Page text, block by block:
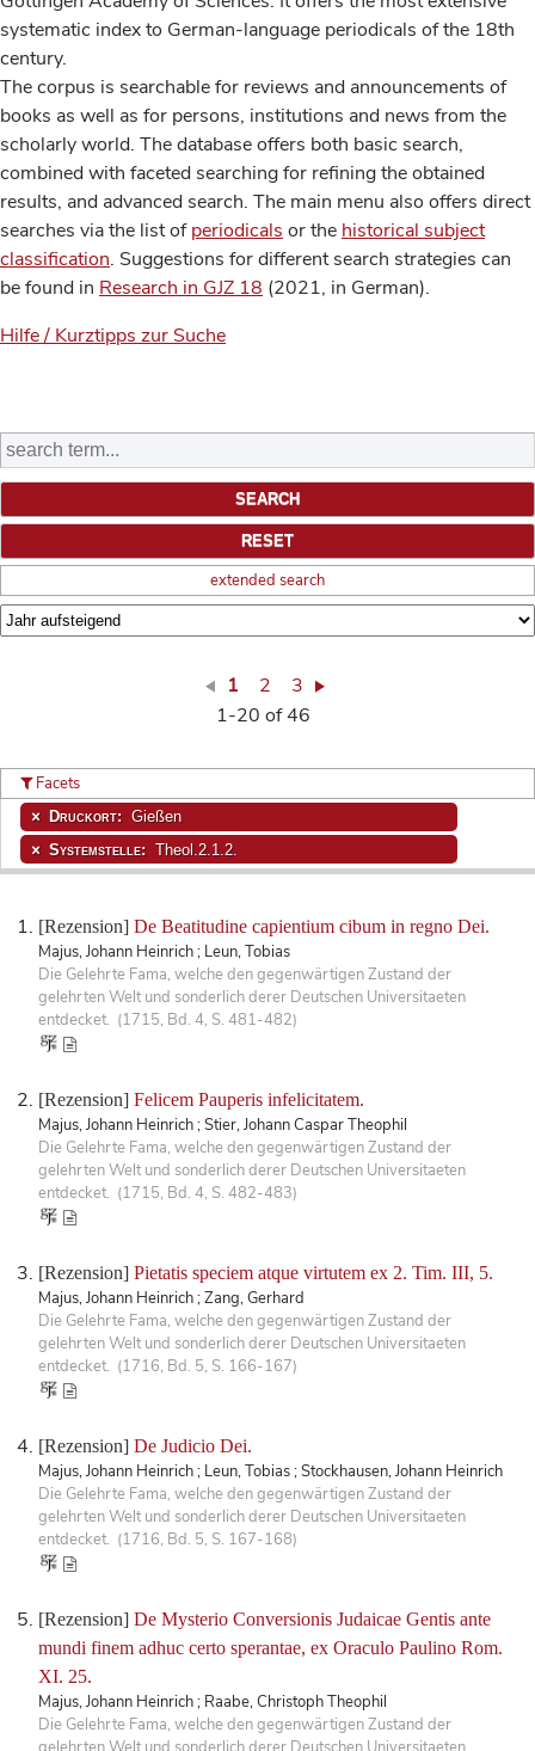
systematic index to German-language periodicals of the 18th
century.
The corpus is searchable for reviews and announcements of
books as well as for persons, institutions and news from the
scholarly world. The database offers both basic search,
combined with faceted searching for refining the obtained
results, and advanced search. The main menu also offers direct
searches via the list ofperiodicals or the historical subject
classification. Suggestions for different search strategies can
be found in Research in GJZ 18 (2021, in German).
Hilfe / Kurztipps zur Suche
extended search
1 2
3
1-20 of 46
[Rezension] De Beatitudine capientium cibum in regno Dei.
Majus, Johann Heinrich ; Leun, Tobias
Die Gelehrte Fama, welche den gegenwärtigen Zustand der
gelehrten Welt und sonderlich derer Deutschen Universitaeten
entdecket. (1715, Bd. 4, S. 481-482)
[Rezension] Felicem Pauperis infelicitatem.
Majus, Johann Heinrich ; Stier, Johann Caspar Theophil
Die Gelehrte Fama, welche den gegenwärtigen Zustand der
gelehrten Welt und sonderlich derer Deutschen Universitaeten
entdecket. (1715, Bd. 4, S. 482-483)
[Rezension] Pietatis speciem atque virtutem ex 2. Tim. III, 5.
Majus, Johann Heinrich ; Zang, Gerhard
Die Gelehrte Fama, welche den gegenwärtigen Zustand der
gelehrten Welt und sonderlich derer Deutschen Universitaeten
entdecket. (1716, Bd. 5, S. 166-167)
[Rezension] De Judicio Dei.
Majus, Johann Heinrich ; Leun, Tobias ; Stockhausen, Johann Heinrich
Die Gelehrte Fama, welche den gegenwärtigen Zustand der
gelehrten Welt und sonderlich derer Deutschen Universitaeten
entdecket. (1716, Bd. 5, S. 167-168)
[Rezension] De Mysterio Conversionis Judaicae Gentis ante
mundi finem adhuc certo sperantae, ex Oraculo Paulino Rom.
XI. 25.
Majus, Johann Heinrich ; Raabe, Christoph Theophil
Die Gelehrte Fama, welche den gegenwärtigen Zustand der
Facets
Druckort: Gießen
Systemstelle: Theol.2.1.2.